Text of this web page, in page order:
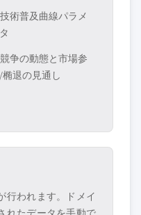
術普及曲線パラメ
争の動態と市場参
椭退の見通し
行われます。ドメイ